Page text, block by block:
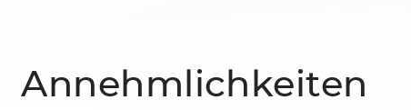
Annehmlichkeiten